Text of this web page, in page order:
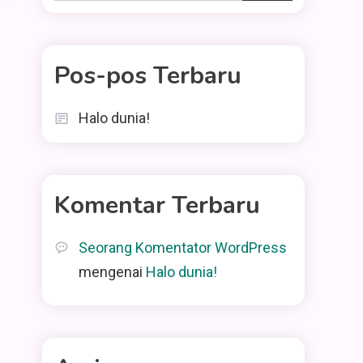
Pos-pos Terbaru
Halo dunia!
Komentar Terbaru
Seorang Komentator WordPress
mengenai Halo dunia!